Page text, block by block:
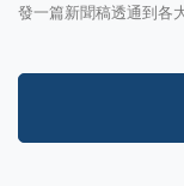
發一篇新聞稿透通到各